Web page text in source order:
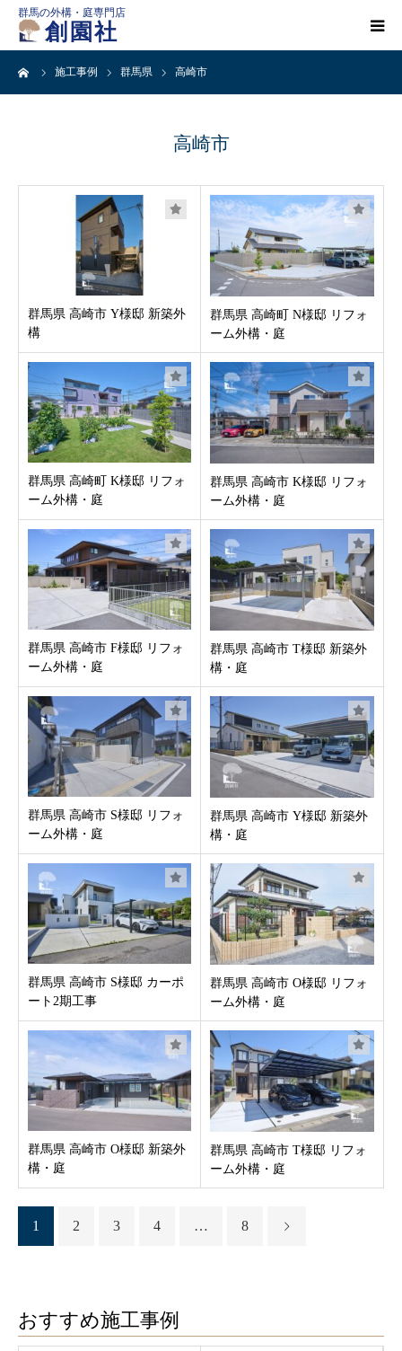
群馬の外構・庭専門店
創園社
施工事例 群馬県 高崎市
高崎市
群馬県 高崎市 Y様邸 新築外
構
群馬県 高崎町 N様邸 リフォ
ーム外構・庭
群馬県 高崎町 K様邸 リフォ
ーム外構・庭
群馬県 高崎市 K様邸 リフォ
ーム外構・庭
群馬県 高崎市 F様邸 リフォ
ーム外構・庭
群馬県 高崎市 T様邸 新築外
構・庭
群馬県 高崎市 S様邸 リフォ
ーム外構・庭
群馬県 高崎市 Y様邸 新築外
構・庭
群馬県 高崎市 S様邸 カーポ
ート2期工事
群馬県 高崎市 O様邸 リフォ
ーム外構・庭
群馬県 高崎市 O様邸 新築外
構・庭
群馬県 高崎市 T様邸 リフォ
ーム外構・庭
1 2 3 4 … 8
おすすめ施工事例
HOME
店舗案内
会社概要
創園社とは
お客様の声
新着情報
お問合せ